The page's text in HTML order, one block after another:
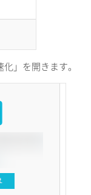
」を開きます。